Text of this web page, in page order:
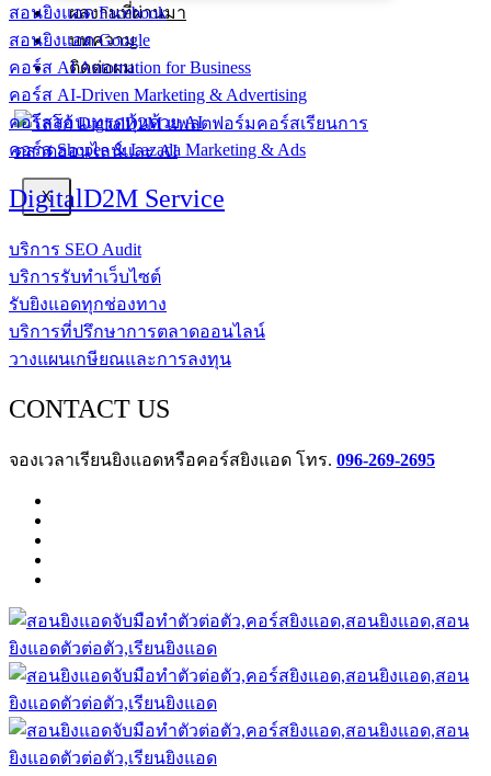
ผลงานที่ผ่านมา
บทความ
ติดต่อผม
X
สอนยิงแอด Facebook
สอนยิงแอด Google
คอร์ส AI Automation for Business
คอร์ส AI-Driven Marketing & Advertising
คอร์สสอนเทรดหุ้นด้วย AI
คอร์ส Shopee & Lazada Marketing & Ads
DigitalD2M Service
บริการ SEO Audit
บริการรับทำเว็บไซต์
รับยิงแอดทุกช่องทาง
บริการที่ปรึกษาการตลาดออนไลน์
วางแผนเกษียณและการลงทุน
CONTACT US
จองเวลาเรียนยิงแอดหรือคอร์สยิงแอด โทร. 096-269-2695